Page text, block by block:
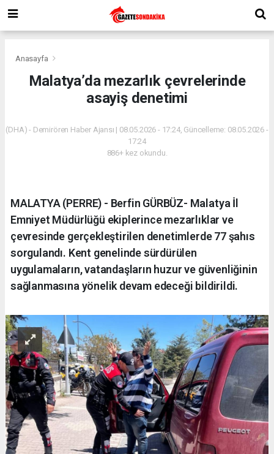
Anasayfa
Malatya’da mezarlık çevrelerinde
asayiş denetimi
(DHA) - Demirören Haber Ajansı | 08.05.2026 - 17:24, Güncelleme: 08.05.2026 -
17:24
886+ kez okundu.
MALATYA (PERRE) - Berfin GÜRBÜZ- Malatya İl
Emniyet Müdürlüğü ekiplerince mezarlıklar ve
çevresinde gerçekleştirilen denetimlerde 77 şahıs
sorgulandı. Kent genelinde sürdürülen
uygulamaların, vatandaşların huzur ve güvenliğinin
sağlanmasına yönelik devam edeceği bildirildi.